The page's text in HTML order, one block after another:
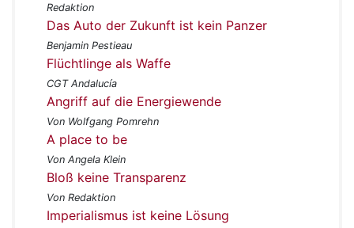
Redaktion
Das Auto der Zukunft ist kein Panzer
Benjamin Pestieau
Flüchtlinge als Waffe
CGT Andalucía
Angriff auf die Energiewende
Von Wolfgang Pomrehn
A place to be
Von Angela Klein
Bloß keine Transparenz
Von Redaktion
Imperialismus ist keine Lösung